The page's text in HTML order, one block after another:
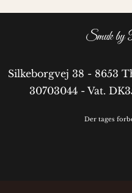
Smuk by
Silkeborgvej 38 - 8653
30703044 - Vat.
Der tages